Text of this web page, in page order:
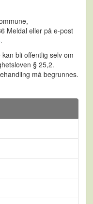
Meldal eller på e-post
.
bli offentlig selv om
§ 25,2.
må begrunnes.